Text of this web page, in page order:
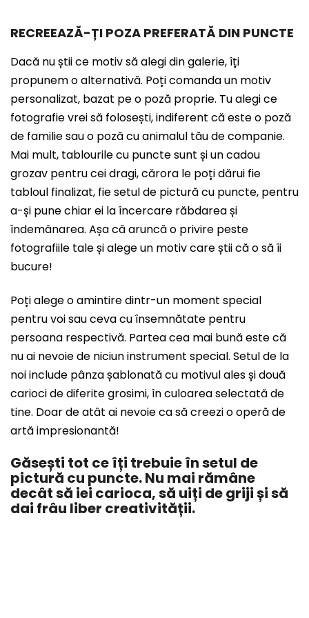
RECREEAZĂ-ȚI POZA PREFERATĂ DIN PUNCTE
Dacă nu știi ce motiv să alegi din galerie, îți
propunem o alternativă. Poți comanda un motiv
personalizat, bazat pe o poză proprie. Tu alegi ce
fotografie vrei să folosești, indiferent că este o poză
de familie sau o poză cu animalul tău de companie.
Mai mult, tablourile cu puncte sunt și un cadou
grozav pentru cei dragi, cărora le poți dărui fie
tabloul finalizat, fie setul de pictură cu puncte, pentru
a-și pune chiar ei la încercare răbdarea și
îndemânarea. Așa că aruncă o privire peste
fotografiile tale și alege un motiv care știi că o să îi
bucure!
Poți alege o amintire dintr-un moment special
pentru voi sau ceva cu însemnătate pentru
persoana respectivă. Partea cea mai bună este că
nu ai nevoie de niciun instrument special. Setul de la
noi include pânza șablonată cu motivul ales și două
carioci de diferite grosimi, în culoarea selectată de
tine. Doar de atât ai nevoie ca să creezi o operă de
artă impresionantă!
Găsești tot ce îți trebuie în setul de
pictură cu puncte. Nu mai rămâne
decât să iei carioca, să uiți de griji și să
dai frâu liber creativității.